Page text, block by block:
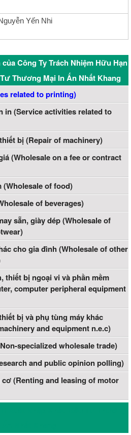
Yến Nhi
Công Ty Trách Nhiệm Hữu Hạn
Thương Mại In Ấn Nhất Khang
related to printing)
in (Service activities related to
bị (Repair of machinery)
(Wholesale on a fee or contract
of food)
of beverages)
sẵn, giày dép (Wholesale of
cho gia đình (Wholesale of other
thiết bị ngoại vi và phần mềm
computer peripheral equipment
bị và phụ tùng máy khác
and equipment n.e.c)
specialized wholesale trade)
and public opinion polling)
(Renting and leasing of motor